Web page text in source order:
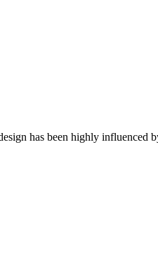
has been highly influenced